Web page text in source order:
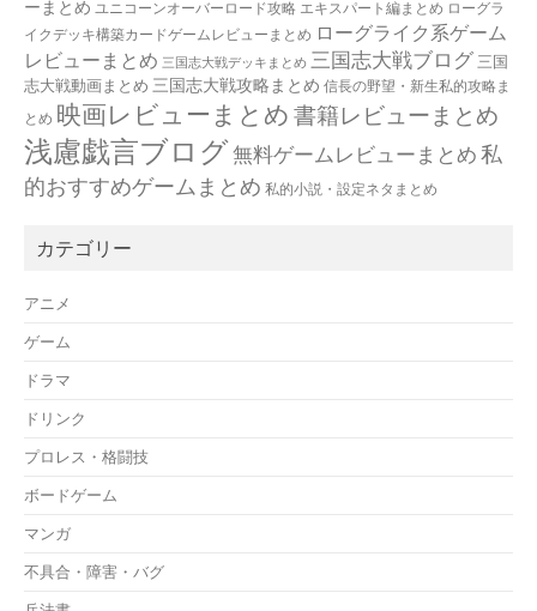
ーまとめ ユニコーンオーバーロード攻略 エキスパート編まとめ ローグラ
イクデッキ構築カードゲームレビューまとめ ローグライク系ゲーム
レビューまとめ 三国志大戦デッキまとめ 三国志大戦ブログ 三国
志大戦動画まとめ 三国志大戦攻略まとめ 信長の野望・新生私的攻略ま
とめ 映画レビューまとめ 書籍レビューまとめ
浅慮戯言ブログ無料ゲームレビューまとめ 私
的おすすめゲームまとめ 私的小説・設定ネタまとめ
カテゴリー
アニメ
ゲーム
ドラマ
ドリンク
プロレス・格闘技
ボードゲーム
マンガ
不具合・障害・バグ